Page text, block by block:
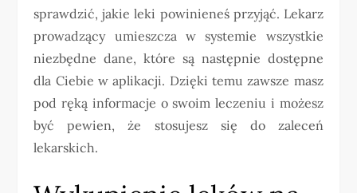
sprawdzić, jakie leki powinieneś przyjąć. Lekarz
prowadzący umieszcza w systemie wszystkie
niezbędne dane, które są następnie dostępne
dla Ciebie w aplikacji. Dzięki temu zawsze masz
pod ręką informacje o swoim leczeniu i możesz
być pewien, że stosujesz się do zaleceń
lekarskich.